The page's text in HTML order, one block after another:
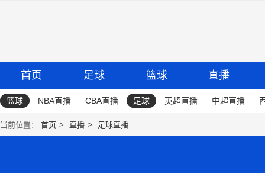
首页 足球 篮球 直播
篮球 NBA直播 CBA直播 足球 英超直播 中超直播
当前位置： 首页 直播 足球直播